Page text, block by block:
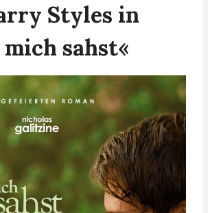
Styles in
sahst«